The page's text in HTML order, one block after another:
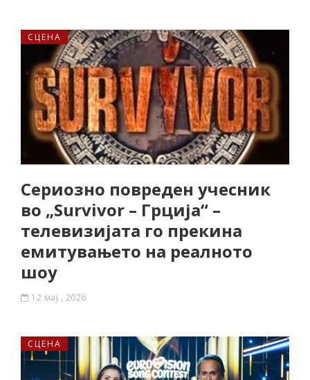
СЦЕНА
Сериозно повреден учесник
во „Survivor – Грција“ –
телевизијата го прекина
емитувањето на реалното
шоу
12 мај , 2026
СЦЕНА